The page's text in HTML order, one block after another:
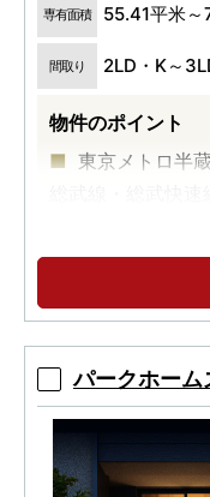
専有面積 55.41平米
間取り 2LD・K～
物件のポイント
東京メトロ半
総武線・総武快
大規模商業施
「錦糸公園」や
町」徒歩3分。
地上18F建て
車寄せや内廊下な
パークホーム